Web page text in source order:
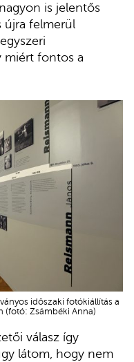
is jelentős
újra felmerül
miért fontos a
időszaki fotókiállítás a
(fotó: Zsámbéki Anna)
válasz így
látom, hogy nem